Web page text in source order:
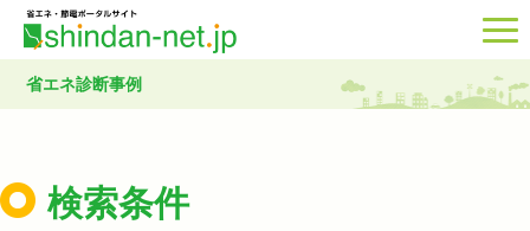
省エネ診断事例
検索条件